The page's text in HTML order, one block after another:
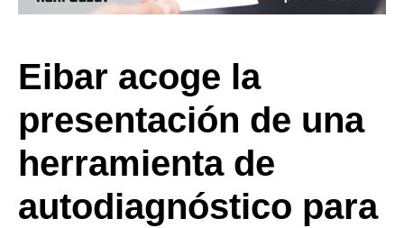
Eibar acoge la
presentación de una
herramienta de
autodiagnóstico para